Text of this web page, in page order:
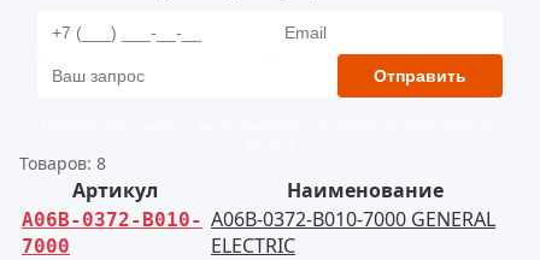
Отправить
Товаров: 8
Артикул Наименование
A06B-0372-B010-
7000
A06B-0372-B010-7000 GENERAL
ELECTRIC